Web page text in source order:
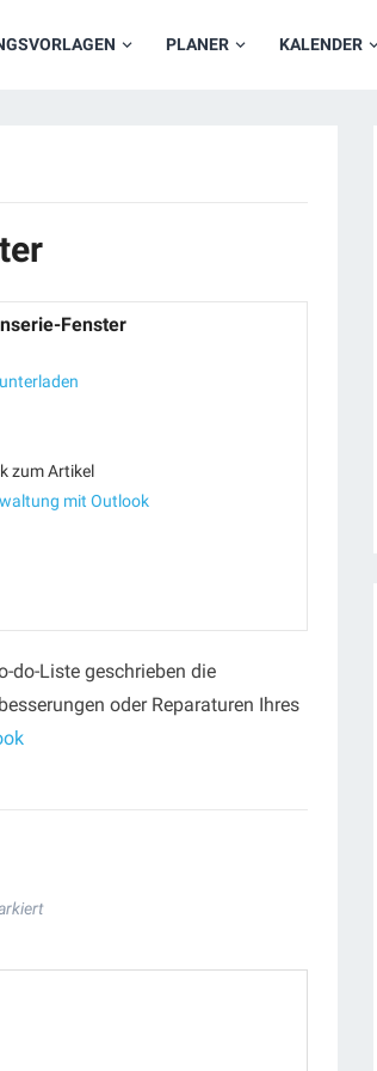
PLANER KALENDER
Fenster
zum Artikel
mit Outlook
do-Liste geschrieben die
oder Reparaturen Ihres